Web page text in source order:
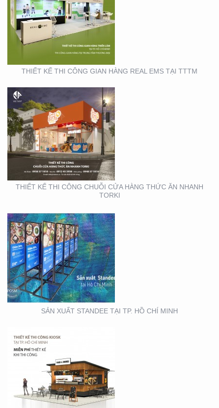
THIẾT KẾ THI CÔNG GIAN HÀNG REAL EMS TẠI TTTM
THIẾT KẾ THI CÔNG
CHUỖI CỬA HÀNG
THỨC ĂN NHANH TORKI
THIẾT KẾ THI CÔNG CHUỖI CỬA HÀNG THỨC ĂN NHANH
TORKI
SẢN XUẤT STANDEE TẠI
TP. HỒ CHÍ MINH
SẢN XUẤT STANDEE TẠI TP. HỒ CHÍ MINH
THIẾT KẾ THI CÔNG
KIOSK TẠI TP. HỒ CHÍ
MINH
THIẾT KẾ- THI CÔNG
BẢNG HIỆU ” NHA KHOA
NH